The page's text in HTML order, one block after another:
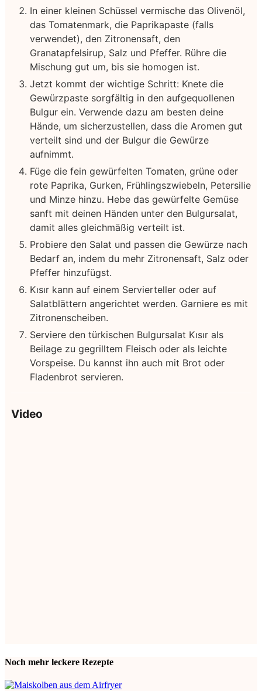
In einer kleinen Schüssel vermische das Olivenöl,
das Tomatenmark, die Paprikapaste (falls
verwendet), den Zitronensaft, den
Granatapfelsirup, Salz und Pfeffer. Rühre die
Mischung gut um, bis sie homogen ist.
Jetzt kommt der wichtige Schritt: Knete die
Gewürzpaste sorgfältig in den aufgequollenen
Bulgur ein. Verwende dazu am besten deine
Hände, um sicherzustellen, dass die Aromen gut
verteilt sind und der Bulgur die Gewürze
aufnimmt.
Füge die fein gewürfelten Tomaten, grüne oder
rote Paprika, Gurken, Frühlingszwiebeln, Petersilie
und Minze hinzu. Hebe das gewürfelte Gemüse
sanft mit deinen Händen unter den Bulgursalat,
damit alles gleichmäßig verteilt ist.
Probiere den Salat und passen die Gewürze nach
Bedarf an, indem du mehr Zitronensaft, Salz oder
Pfeffer hinzufügst.
Kısır kann auf einem Servierteller oder auf
Salatblättern angerichtet werden. Garniere es mit
Zitronenscheiben.
Serviere den türkischen Bulgursalat Kısır als
Beilage zu gegrilltem Fleisch oder als leichte
Vorspeise. Du kannst ihn auch mit Brot oder
Fladenbrot servieren.
Video
Noch mehr leckere Rezepte